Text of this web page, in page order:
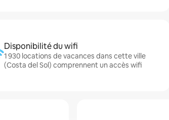
Disponibilité du wifi
1 930 locations de vacances dans cette ville
(Costa del Sol) comprennent un accès wifi